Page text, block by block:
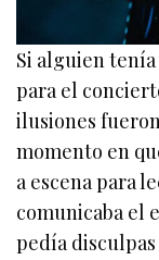
Si alguien
para el
ilusiones
momento en
a escena para
comunicaba el
pedía